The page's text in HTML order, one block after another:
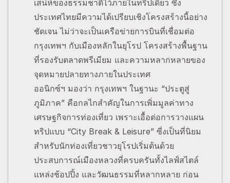
เสน่ห์ของธรรมชาติไว้ภายในทริปเดียว ซึ่ง
ประเทศไทยมีความได้เปรียบเชิงโครงสร้างนี้อย่าง
ชัดเจน ไม่ว่าจะเป็นเครือข่ายการบินที่เชื่อมต่อ
กรุงเทพฯ กับเมืองหลักในยุโรป โครงสร้างพื้นฐาน
ที่รองรับตลาดพรีเมียม และความหลากหลายของ
จุดหมายปลายทางภายในประเทศ
ออนิกซ์ฯ มองว่า กรุงเทพฯ ในฐานะ “ประตูสู่
ภูมิภาค” คือกลไกสำคัญในการเพิ่มมูลค่าทาง
เศรษฐกิจการท่องเที่ยว เพราะเอื้อต่อการวางแผน
ทริปแบบ “City Break & Leisure” ซี่งเป็นที่นิยม
สำหรับนักท่องเที่ยวชาวยุโรปเริ่มต้นด้วย
ประสบการณ์เมืองหลวงที่ครบครันทั้งไลฟ์สไตล์
แหล่งช้อปปิ้ง และวัฒนธรรมที่หลากหลาย ก่อน